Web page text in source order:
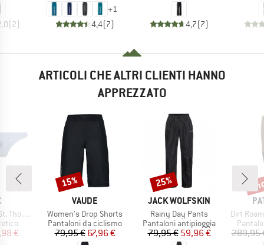
(2)
+1
4,4(7) 4,7(7)
ARTICOLI CHE ALTRI CLIENTI HANNO
APPREZZATO
2-Pack
ridotto
€
MARCHIO
VAUDE
Articolo
Women's Drop Shorts
Gruppo di prodotti
Pantaloni da ciclismo
Prezzo
79,95 €Prezzo ridotto
67,96 €
Sconto
15%
MARCHIO
JACK WOLFSKIN
Articolo
Rainy Day Pants
Gruppo di prodotti
Pantaloni antipioggia
Prezzo
79,95 €Prezzo ridotto
59,96 €
Sconto
25%
Articolo
Dirt
289,95